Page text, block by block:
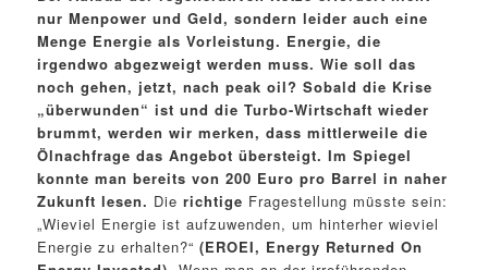
nur Menpower und Geld, sondern leider auch eine
Menge Energie als Vorleistung. Energie, die
irgendwo abgezweigt werden muss. Wie soll das
noch gehen, jetzt, nach peak oil? Sobald die Krise
„überwunden“ ist und die Turbo-Wirtschaft wieder
brummt, werden wir merken, dass mittlerweile die
Ölnachfrage das Angebot übersteigt. Im Spiegel
konnte man bereits von 200 Euro pro Barrel in naher
Zukunft lesen. Dierichtige Fragestellung müsste sein:
„Wieviel Energie ist aufzuwenden, um hinterher wieviel
Energie zu erhalten?“(EROEI, Energy Returned On